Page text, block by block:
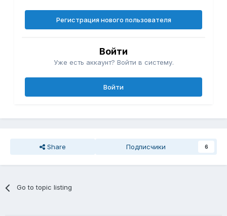
Регистрация нового пользователя
Войти
Уже есть аккаунт? Войти в систему.
Войти
Share Подписчики 6
Go to topic listing